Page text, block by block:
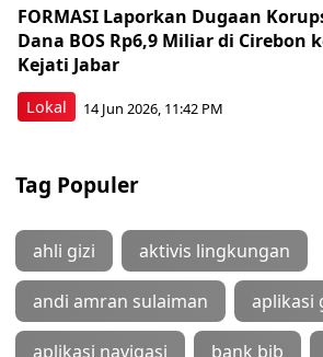
Lokal
FORMASI Laporkan Dugaan
Dana BOS Rp6,9 Miliar di Cirebon
Kejati Jabar
14 Jun 2026, 11:42 PM
Tag Populer
ahli gizi aktivis lingkungan
andi amran sulaiman aplikasi
aplikasi navigasi bank bjb